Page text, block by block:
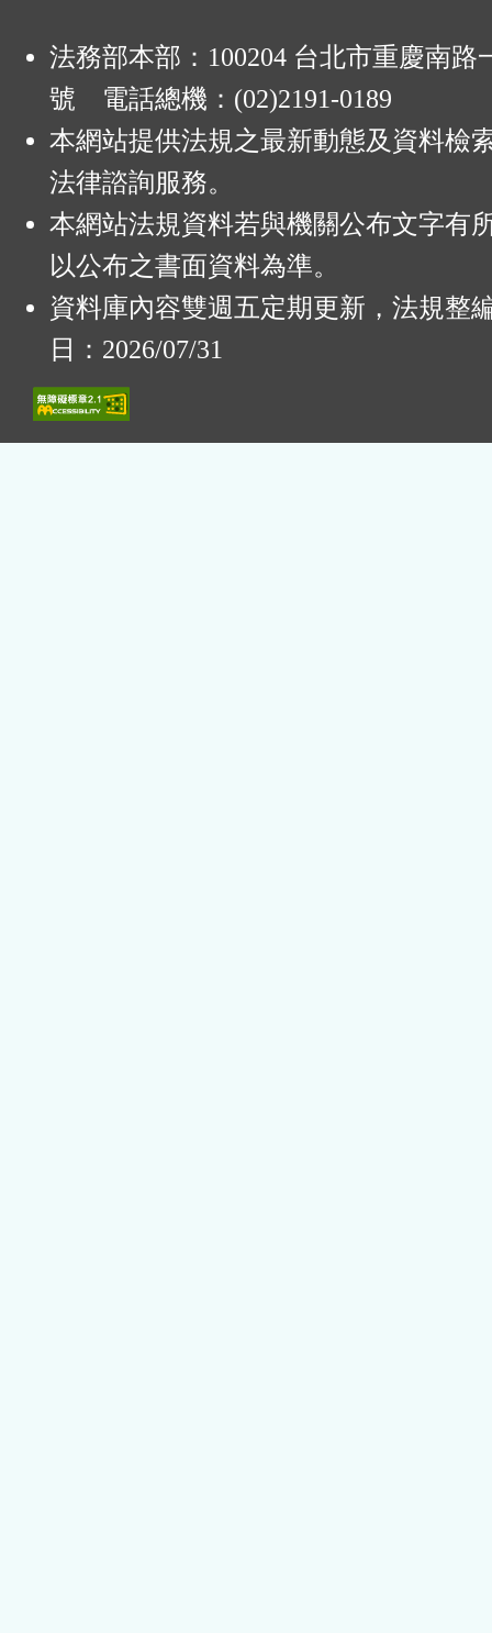
法務部本部：100204 台北市重慶南路
號 電話總機：(02)2191-0189
本網站提供法規之最新動態及資料檢
法律諮詢服務。
本網站法規資料若與機關公布文字有
以公布之書面資料為準。
資料庫內容雙週五定期更新，法規整
日：2026/07/31